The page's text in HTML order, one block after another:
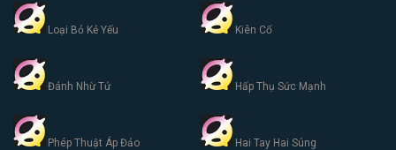
Loại Bỏ Kẻ Yếu Kiên Cố
Đánh Nhừ Tử Hấp Thụ Sức Mạnh
Phép Thuật Áp Đảo Hai Tay Hai Súng